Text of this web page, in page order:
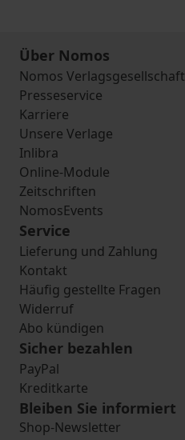
Über Nomos
Nomos Verlagsgesellschaft
Presseservice
Karriere
Unsere Verlage
Inlibra
Online-Module
Zeitschriften
NomosEvents
Service
Lieferung und Zahlung
Kontakt
Häufig gestellte Fragen
Widerruf
Abo kündigen
Sicher bezahlen
PayPal
Kreditkarte
Bleiben Sie informiert
Shop-Newsletter